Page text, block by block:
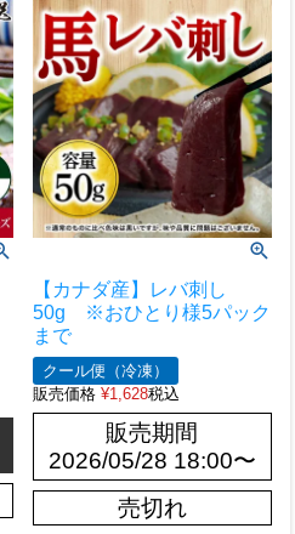
【カナダ産】レバ刺し
50g ※おひとり様5パック
まで
クール便（冷凍）
販売価格 ¥1,628税込
販売期間
2026/05/28 18:00〜
売切れ